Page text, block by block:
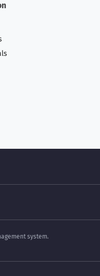
system.